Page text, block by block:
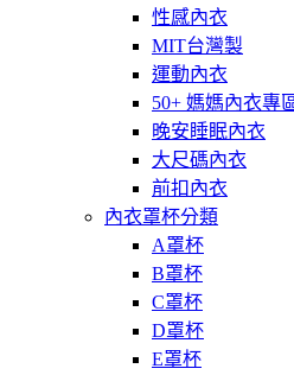
性感內衣
MIT台灣製
運動內衣
50+ 媽媽內衣專
晚安睡眠內衣
大尺碼內衣
前扣內衣
內衣罩杯分類
A罩杯
B罩杯
C罩杯
D罩杯
E罩杯